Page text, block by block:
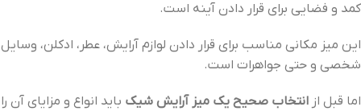
کمد و فضایی برای قرار دادن آینه است.
این میز مکانی مناسب برای قرار دادن لوازم آرایش، عطر، ادکلن، وسایل
شخصی و حتی جواهرات است.
اما قبل از انتخاب صحیح یک میز آرایش شیک باید انواع و مزایای آن را